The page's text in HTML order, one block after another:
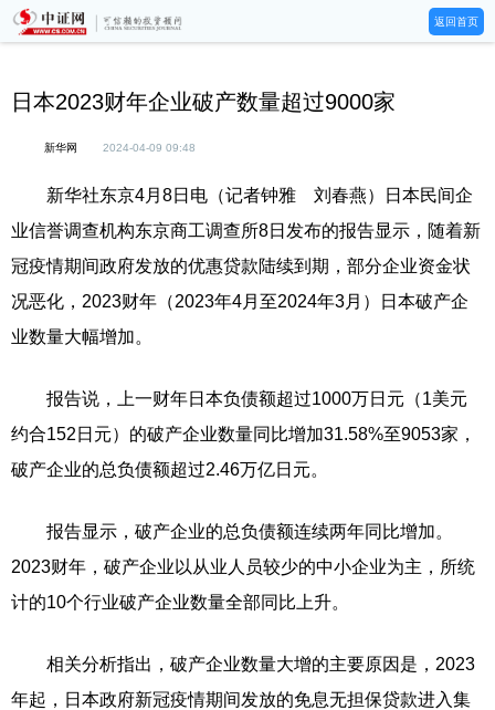
返回首页
日本2023财年企业破产数量超过9000家
新华网 2024-04-09 09:48
新华社东京4月8日电（记者钟雅 刘春燕）日本民间企
业信誉调查机构东京商工调查所8日发布的报告显示，随着新
冠疫情期间政府发放的优惠贷款陆续到期，部分企业资金状
况恶化，2023财年（2023年4月至2024年3月）日本破产企
业数量大幅增加。
报告说，上一财年日本负债额超过1000万日元（1美元
约合152日元）的破产企业数量同比增加31.58%至9053家，
破产企业的总负债额超过2.46万亿日元。
报告显示，破产企业的总负债额连续两年同比增加。
2023财年，破产企业以从业人员较少的中小企业为主，所统
计的10个行业破产企业数量全部同比上升。
相关分析指出，破产企业数量大增的主要原因是，2023
年起，日本政府新冠疫情期间发放的免息无担保贷款进入集